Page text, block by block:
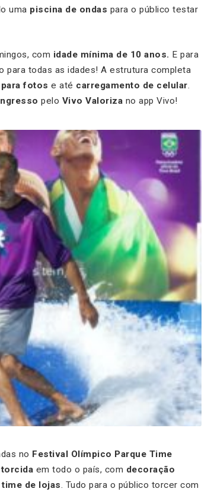
uma piscina de ondas para o público testar
com idade mínima de 10 anos. E para
para todas as idades! A estrutura completa
fotos e até carregamento de celular.
pelo Vivo Valoriza no app Vivo!
no Festival Olímpico Parque Time
torcida em todo o país, com decoração
de lojas. Tudo para o público torcer com